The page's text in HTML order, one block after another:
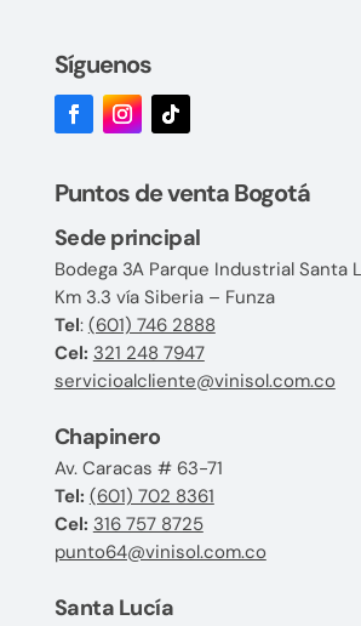
Síguenos
Puntos de venta Bogotá
Sede principal
Bodega 3A Parque Industrial Santa
Km 3.3 vía Siberia – Funza
Tel: (601) 746 2888
Cel: 321 248 7947
servicioalcliente@vinisol.com.co
Chapinero
Av. Caracas # 63-71
Tel: (601) 702 8361
Cel: 316 757 8725
punto64@vinisol.com.co
Santa Lucía